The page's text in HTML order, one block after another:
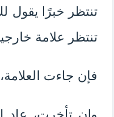
تنتظر خبرًا يقول
تنتظر علامة
فإن جاءت